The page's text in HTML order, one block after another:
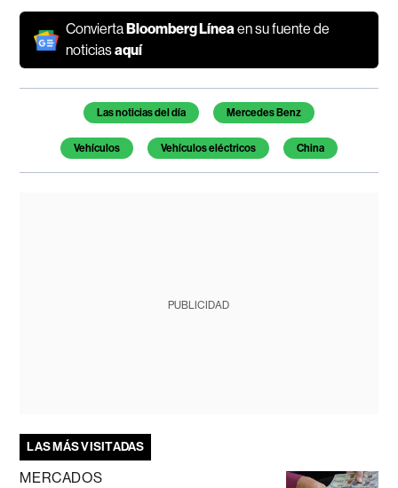
Convierta Bloomberg Líneaen su fuente de
noticiasaquí
Temas de este artículo
Las noticias del día Mercedes Benz
Vehículos Vehículos eléctricos China
PUBLICIDAD
LAS MÁS VISITADAS
MERCADOS